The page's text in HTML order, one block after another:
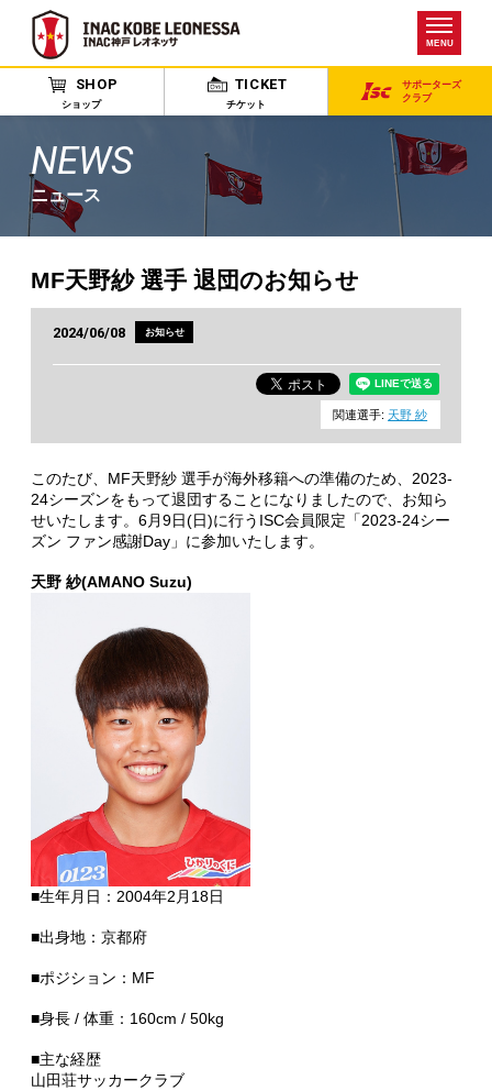
MENU
SHOP
ショップ
TICKET
チケット
サポーターズ
クラブ
NEWS
ニュース
MF天野紗 選手 退団のお知らせ
2024/06/08 お知らせ
関連選手: 天野 紗
このたび、MF天野紗 選手が海外移籍への準備のため、2023-
24シーズンをもって退団することになりましたので、お知ら
せいたします。6月9日(日)に行うISC会員限定「2023-24シー
ズン ファン感謝Day」に参加いたします。
天野 紗(AMANO Suzu)
■生年月日：2004年2月18日
■出身地：京都府
■ポジション：MF
■身長 / 体重：160cm / 50kg
■主な経歴
山田荘サッカークラブ